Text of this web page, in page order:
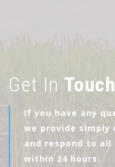
Get In Touch
If you have any
we provide simply
and respond to all
within 24 hours.